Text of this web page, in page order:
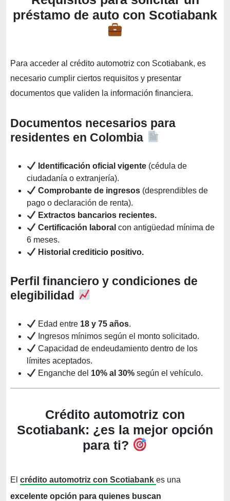
préstamo de auto con Scotiabank
Para acceder al crédito automotriz con Scotiabank, es
necesario cumplir ciertos requisitos y presentar
documentos que validen la información financiera.
Documentos necesarios para
residentes en Colombia
Identificación oficial vigente (cédula de
ciudadanía o extranjería).
Comprobante de ingresos (desprendibles de
pago o declaración de renta).
Extractos bancarios recientes.
Certificación laboral con antigüedad mínima de
6 meses.
Historial crediticio positivo.
Perfil financiero y condiciones de
elegibilidad
Edad entre 18 y 75 años.
Ingresos mínimos según el monto solicitado.
Capacidad de endeudamiento dentro de los
límites aceptados.
Enganche del 10% al 30% según el vehículo.
Crédito automotriz con
Scotiabank: ¿es la mejor opción
para ti?
El crédito automotriz con Scotiabank es una
excelente opción para quienes buscan